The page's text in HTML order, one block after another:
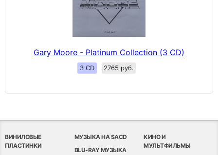
Gary Moore - Platinum Collection (3 CD)
3 CD 2765 руб.
ВИНИЛОВЫЕ
ПЛАСТИНКИ
МУЗЫКА НА SACD
BLU-RAY МУЗЫКА
КИНО И
МУЛЬТФИЛЬМЫ